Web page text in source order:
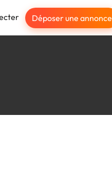
Déposer une annonce